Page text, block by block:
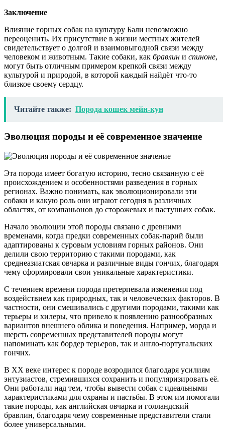
Заключение
Влияние горных собак на культуру Бали невозможно
переоценить. Их присутствие в жизни местных жителей
свидетельствует о долгой и взаимовыгодной связи между
человеком и животным. Такие собаки, как бравлин и спиноне,
могут быть отличным примером крепкой связи между
культурой и природой, в которой каждый найдёт что-то
близкое своему сердцу.
Читайте также: Порода кошек мейн-кун
Эволюция породы и её современное значение
Эта порода имеет богатую историю, тесно связанную с её
происхождением и особенностями разведения в горных
регионах. Важно понимать, как эволюционировали эти
собаки и какую роль они играют сегодня в различных
областях, от компаньонов до сторожевых и пастушьих собак.
Начало эволюции этой породы связано с древними
временами, когда предки современных собак-парий были
адаптированы к суровым условиям горных районов. Они
делили свою территорию с такими породами, как
среднеазиатская овчарка и различные виды гончих, благодаря
чему сформировали свои уникальные характеристики.
С течением времени порода претерпевала изменения под
воздействием как природных, так и человеческих факторов. В
частности, они смешивались с другими породами, такими как
терьеры и хилеры, что привело к появлению разнообразных
вариантов внешнего облика и поведения. Например, морда и
шерсть современных представителей породы могут
напоминать как бордер терьеров, так и англо-португальских
гончих.
В XX веке интерес к породе возродился благодаря усилиям
энтузиастов, стремившихся сохранить и популяризировать её.
Они работали над тем, чтобы вывести собак с идеальными
характеристиками для охраны и пастьбы. В этом им помогали
такие породы, как английская овчарка и голландский
бравлин, благодаря чему современные представители стали
более универсальными.